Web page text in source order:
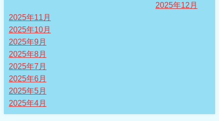
2025年12月
2025年11月
2025年10月
2025年9月
2025年8月
2025年7月
2025年6月
2025年5月
2025年4月